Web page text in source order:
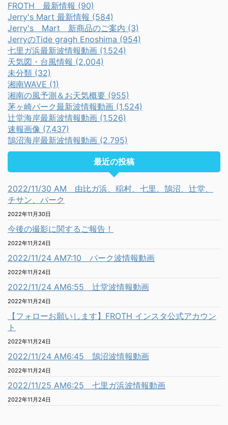
FROTH 最新情報 (90)
Jerry's Mart 最新情報 (584)
Jerry's Mart 新商品のご案内 (3)
JerryのTide gragh Enoshima (954)
七里ガ浜最新波情報動画 (1,524)
天気図・台風情報 (2,004)
未分類 (32)
湘南WAVE (1)
湘南の風予測＆お天気概要 (955)
茅ヶ崎パーク最新波情報動画 (1,524)
辻堂海岸最新波情報動画 (1,526)
速報画像 (7,437)
鵠沼海岸最新波情報動画 (2,795)
最近の投稿
2022/11/30 AM 由比ガ浜、稲村、七里、鵠沼、辻堂、
チサン、パーク
2022年11月30日
今後の撮影に関するご報告！
2022年11月24日
2022/11/24 AM7:10 パーク波情報動画
2022年11月24日
2022/11/24 AM6:55 辻堂波情報動画
2022年11月24日
【フォローお願いします】FROTH インスタ公式アカウン
ト
2022年11月24日
2022/11/24 AM6:45 鵠沼波情報動画
2022年11月24日
2022/11/25 AM6:25 七里ガ浜波情報動画
2022年11月24日